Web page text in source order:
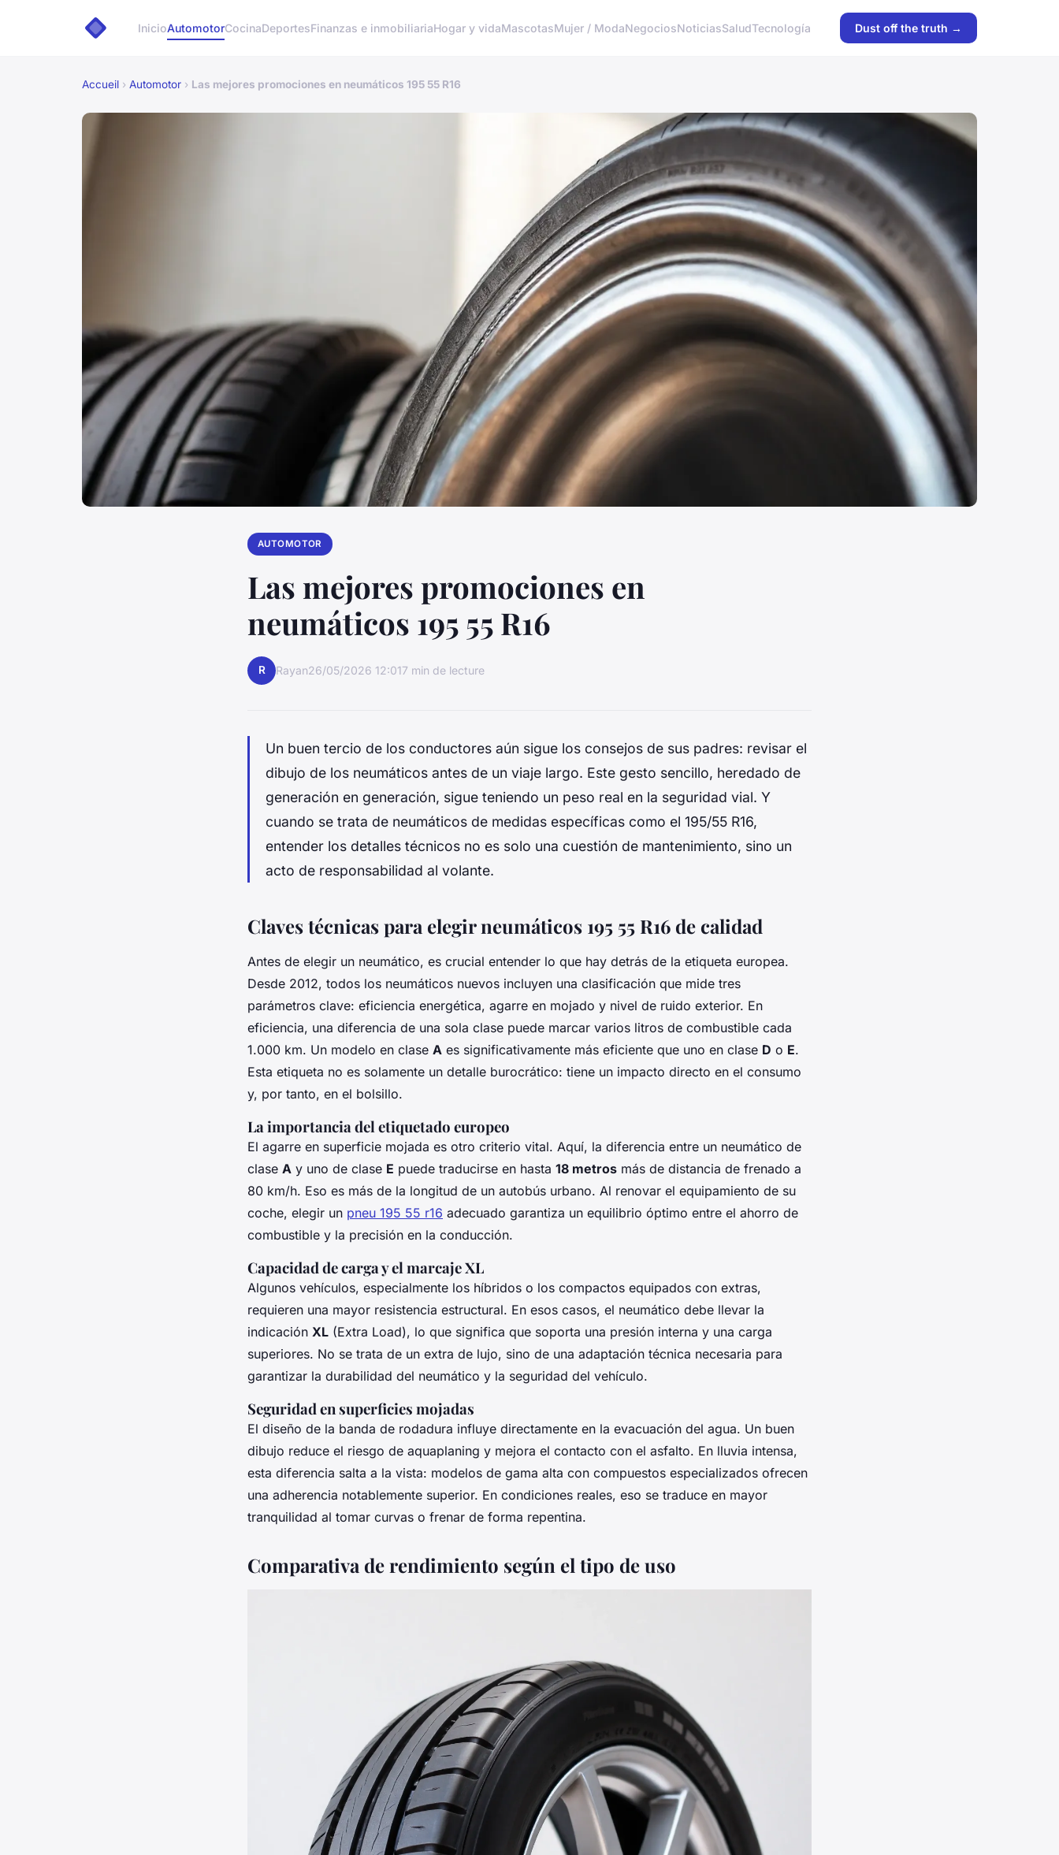
InicioAutomotorCocinaDeportesFinanzas e inmobiliariaHogar y vidaMascotasMujer / ModaNegociosNoticiasSaludTecnología Dust off the truth →
Accueil › Automotor › Las mejores promociones en neumáticos 195 55 R16
AUTOMOTOR
Las mejores promociones en
neumáticos 195 55 R16
R Rayan26/05/2026 12:017 min de lecture
Un buen tercio de los conductores aún sigue los consejos de sus padres: revisar el
dibujo de los neumáticos antes de un viaje largo. Este gesto sencillo, heredado de
generación en generación, sigue teniendo un peso real en la seguridad vial. Y
cuando se trata de neumáticos de medidas específicas como el 195/55 R16,
entender los detalles técnicos no es solo una cuestión de mantenimiento, sino un
acto de responsabilidad al volante.
Claves técnicas para elegir neumáticos 195 55 R16 de calidad
Antes de elegir un neumático, es crucial entender lo que hay detrás de la etiqueta europea.
Desde 2012, todos los neumáticos nuevos incluyen una clasificación que mide tres
parámetros clave: eficiencia energética, agarre en mojado y nivel de ruido exterior. En
eficiencia, una diferencia de una sola clase puede marcar varios litros de combustible cada
1.000 km. Un modelo en clase A es significativamente más eficiente que uno en clase D o E.
Esta etiqueta no es solamente un detalle burocrático: tiene un impacto directo en el consumo
y, por tanto, en el bolsillo.
La importancia del etiquetado europeo
El agarre en superficie mojada es otro criterio vital. Aquí, la diferencia entre un neumático de
clase A y uno de clase E puede traducirse en hasta 18 metros más de distancia de frenado a
80 km/h. Eso es más de la longitud de un autobús urbano. Al renovar el equipamiento de su
coche, elegir un pneu 195 55 r16 adecuado garantiza un equilibrio óptimo entre el ahorro de
combustible y la precisión en la conducción.
Capacidad de carga y el marcaje XL
Algunos vehículos, especialmente los híbridos o los compactos equipados con extras,
requieren una mayor resistencia estructural. En esos casos, el neumático debe llevar la
indicación XL (Extra Load), lo que significa que soporta una presión interna y una carga
superiores. No se trata de un extra de lujo, sino de una adaptación técnica necesaria para
garantizar la durabilidad del neumático y la seguridad del vehículo.
Seguridad en superficies mojadas
El diseño de la banda de rodadura influye directamente en la evacuación del agua. Un buen
dibujo reduce el riesgo de aquaplaning y mejora el contacto con el asfalto. En lluvia intensa,
esta diferencia salta a la vista: modelos de gama alta con compuestos especializados ofrecen
una adherencia notablemente superior. En condiciones reales, eso se traduce en mayor
tranquilidad al tomar curvas o frenar de forma repentina.
Comparativa de rendimiento según el tipo de uso